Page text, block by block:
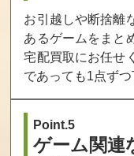
お引越しや断捨離
あるゲームをまと
宅配買取にお任せ
であっても1点ず
Point.5
ゲーム関連